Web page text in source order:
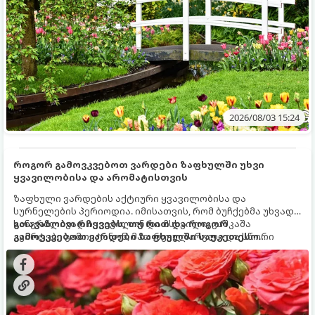
2026/08/03 15:24
როგორ გამოვკვებოთ ვარდები ზაფხულში უხვი
ყვავილობისა და არომატისთვის
ზაფხული ვარდების აქტიური ყვავილობისა და
სურნელების პერიოდია. იმისათვის, რომ ბუჩქებმა უხვად,
ხანგრძლივად იყვავილონ და მსხვილი, კაშკაშა
კვირტები გამოიტანონ, მათ რეგულარული და სწორი
გამოკვება სჭირდებათ. ზაფხულის პერიოდში მცენარის
მოთხოვნილებები იცვლება, ამიტომ მნიშვნელოვანია
ვიცოდეთ, რომელი სასუქები გამოიყენება ამ დროს.
გთავაზობთ რჩევებს, თუ რით და როგორ
გამოვკვებოთ ვარდები ზაფხულში საუკეთესო
შედეგის მისაღწევად: